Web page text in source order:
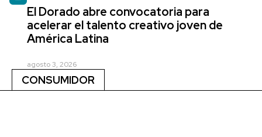
El Dorado abre convocatoria para
acelerar el talento creativo joven de
América Latina
agosto 3, 2026
CONSUMIDOR